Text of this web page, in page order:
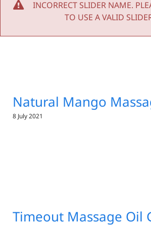
INCORRECT SLIDER NAME.
TO USE A VALID
Natural Mango
8 July 2021
Timeout Massage Oil